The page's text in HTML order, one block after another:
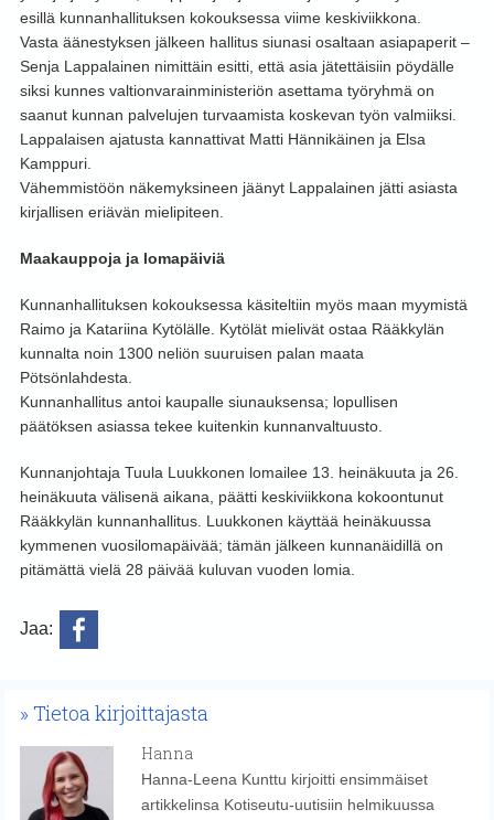
esillä kunnanhallituksen kokouksessa viime keskiviikkona.
Vasta äänestyksen jälkeen hallitus siunasi osaltaan asiapaperit –
Senja Lappalainen nimittäin esitti, että asia jätettäisiin pöydälle
siksi kunnes valtionvarainministeriön asettama työryhmä on
saanut kunnan palvelujen turvaamista koskevan työn valmiiksi.
Lappalaisen ajatusta kannattivat Matti Hännikäinen ja Elsa
Kamppuri.
Vähemmistöön näkemyksineen jäänyt Lappalainen jätti asiasta
kirjallisen eriävän mielipiteen.
Maakauppoja ja lomapäiviä
Kunnanhallituksen kokouksessa käsiteltiin myös maan myymistä
Raimo ja Katariina Kytölälle. Kytölät mielivät ostaa Rääkkylän
kunnalta noin 1300 neliön suuruisen palan maata
Pötsönlahdesta.
Kunnanhallitus antoi kaupalle siunauksensa; lopullisen
päätöksen asiassa tekee kuitenkin kunnanvaltuusto.
Kunnanjohtaja Tuula Luukkonen lomailee 13. heinäkuuta ja 26.
heinäkuuta välisenä aikana, päätti keskiviikkona kokoontunut
Rääkkylän kunnanhallitus. Luukkonen käyttää heinäkuussa
kymmenen vuosilomapäivää; tämän jälkeen kunnanäidillä on
pitämättä vielä 28 päivää kuluvan vuoden lomia.
Jaa:
Tietoa kirjoittajasta
Hanna
Hanna-Leena Kunttu kirjoitti ensimmäiset
artikkelinsa Kotiseutu-uutisiin helmikuussa